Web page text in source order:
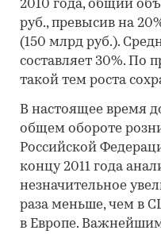
2010 года, общий
руб., превысив на
(150 млрд руб.).
составляет 30%. По
такой тем роста
В настоящее время
общем обороте
Российской
концу 2011 года
незначительное
раза меньше, чем в
в Европе.